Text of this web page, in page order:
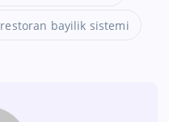
restoran bayilik sistemi